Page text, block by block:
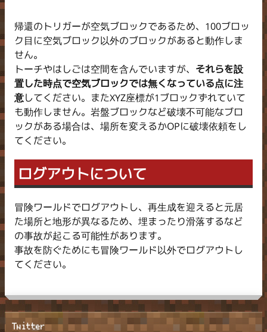
帰還のトリガーが空気ブロックであるため、100ブロッ
ク目に空気ブロック以外のブロックがあると動作しま
せん。
トーチやはしごは空間を含んでいますが、 それらを設
置した時点で空気ブロックでは無くなっている点に注
意してください。またXYZ座標が1ブロックずれていて
も動作しません。岩盤ブロックなど破壊不可能なブロ
ックがある場合は、場所を変えるかOPに破壊依頼をし
てください。
ログアウトについて
冒険ワールドでログアウトし、再生成を迎えると元居
た場所と地形が異なるため、埋まったり滑落するなど
の事故が起こる可能性があります。
事故を防ぐためにも冒険ワールド以外でログアウトし
てください。
Twitter